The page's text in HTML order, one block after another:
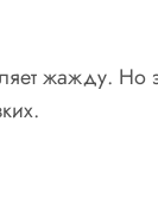
жажду. Но